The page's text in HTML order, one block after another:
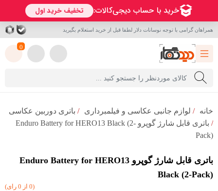
همراهان گرامی با توجه نوسانات دلار لطفا قبل از خرید استعلام بگیرید
0
خانه / لوازم جانبی عکاسی و فیلمبرداری / باتری دوربین عکاسی
/
باتری قابل شارژ گوپرو Enduro Battery for HERO13 Black (2-
Pack)
باتری قابل شارژ گوپرو Enduro Battery for HERO13
Black (2-Pack)
(0 از 0 رای)